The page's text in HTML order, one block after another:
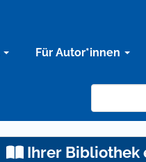
Für Autor*innen
Ihrer Bibliothek